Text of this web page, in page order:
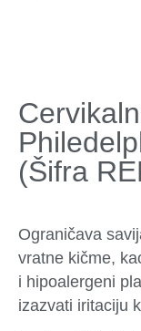
(Šifra
Ograničava
vratne kičme,
i hipoalergeni
izazvati iritaciju